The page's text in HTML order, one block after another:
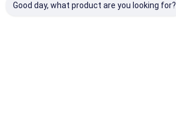
Good day, what product are you looking for?